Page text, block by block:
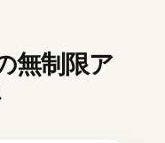
無制限ア